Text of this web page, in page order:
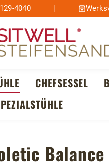
springen springen
4040
CHEFSESSEL